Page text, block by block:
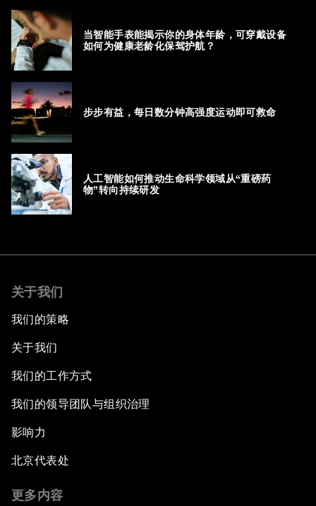
当智能手表能揭示你的身体年龄，可穿戴设备
如何为健康老龄化保驾护航？
步步有益，每日数分钟高强度运动即可救命
人工智能如何推动生命科学领域从“重磅药
物”转向持续研发
关于我们
我们的策略
关于我们
我们的工作方式
我们的领导团队与组织治理
影响力
北京代表处
更多内容